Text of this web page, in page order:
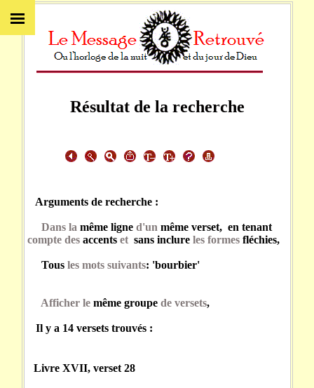
Résultat de la recherche
Arguments de recherche :
Dans la même ligne d'un même verset, en tenant
compte des accents et sans inclureles formes fléchies,
Tous les mots suivants: 'bourbier'
Afficher le même groupede versets,
Il y a 14 versets trouvés :
Livre XVII, verset 28